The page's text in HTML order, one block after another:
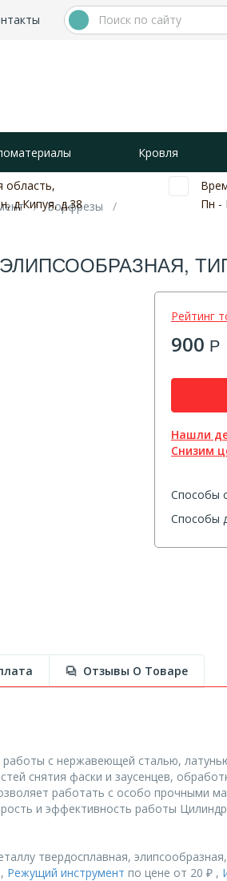
область,
д.Кипуя, д.38
Пн -
Кровля
Борфрезы
Рейтинг
900 Р
Нашли
Снизим
Способы
Способы
с нержавеющей сталью,
снятия фаски и заусенцев,
работать с особо прочными
и эффективность работы
твердосплавная,
Режущий инструмент по цене от 20 ₽ ,
Отзывы О Товаре